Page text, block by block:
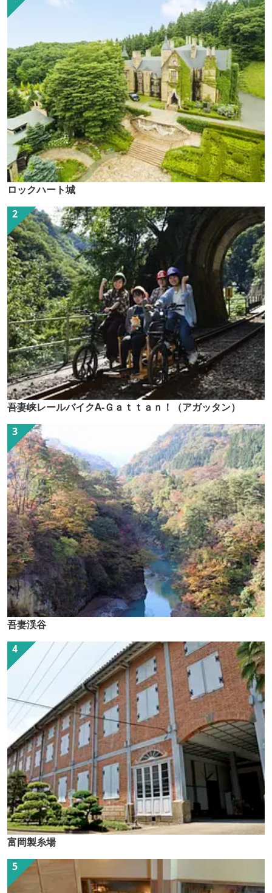
ロックハート城
吾妻峡レールバイクA-Ｇａｔｔａｎ！（アガッタン）
吾妻渓谷
富岡製糸場